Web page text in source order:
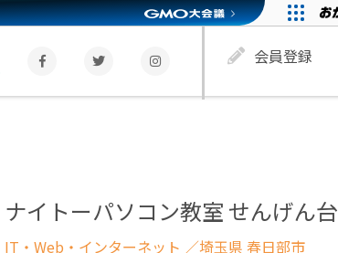
会員登録
ナイトーパソコン教室 せんげん台
IT・Web・インターネット ／埼玉県 春日部市